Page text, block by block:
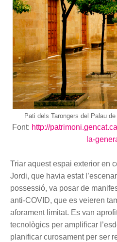
Pati dels Tarongers del Palau
Font: http://
la-
Triar aquest espai exterior en
Jordi, que havia estat
possessió, va posar de
anti-COVID, que es veieren
aforament limitat. Es van
tecnològics per amplificar
planificar curosament per ser